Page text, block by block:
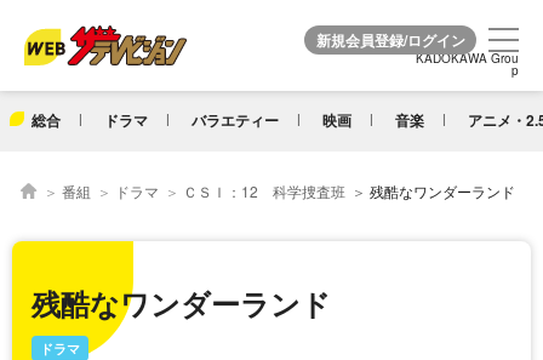
KADOKAWA Grou
p
総合 ドラマ バラエティー 映画 音楽 アニメ・
KADOKAWA Grou
p
番組 ドラマ ＣＳＩ：12 科学捜査班 残酷なワンダーランド
残酷なワンダーランド
ドラマ